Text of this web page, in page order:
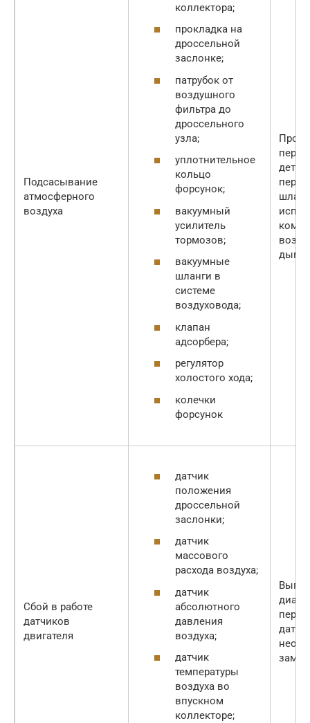
Подсасывание
атмосферного
воздуха
коллектора;
прокладка на
дроссельной
заслонке;
патрубок от
воздушного
фильтра до
дроссельного
узла;
уплотнительное
кольцо
форсунок;
вакуумный
усилитель
тормозов;
вакуумные
шланги в
системе
воздуховода;
клапан
адсорбера;
регулятор
холостого хода;
колечки
форсунок
Сбой в работе
датчиков
двигателя
датчик
положения
дроссельной
заслонки;
датчик
массового
расхода воздуха;
датчик
абсолютного
давления
воздуха;
датчик
температуры
воздуха во
впускном
коллекторе;